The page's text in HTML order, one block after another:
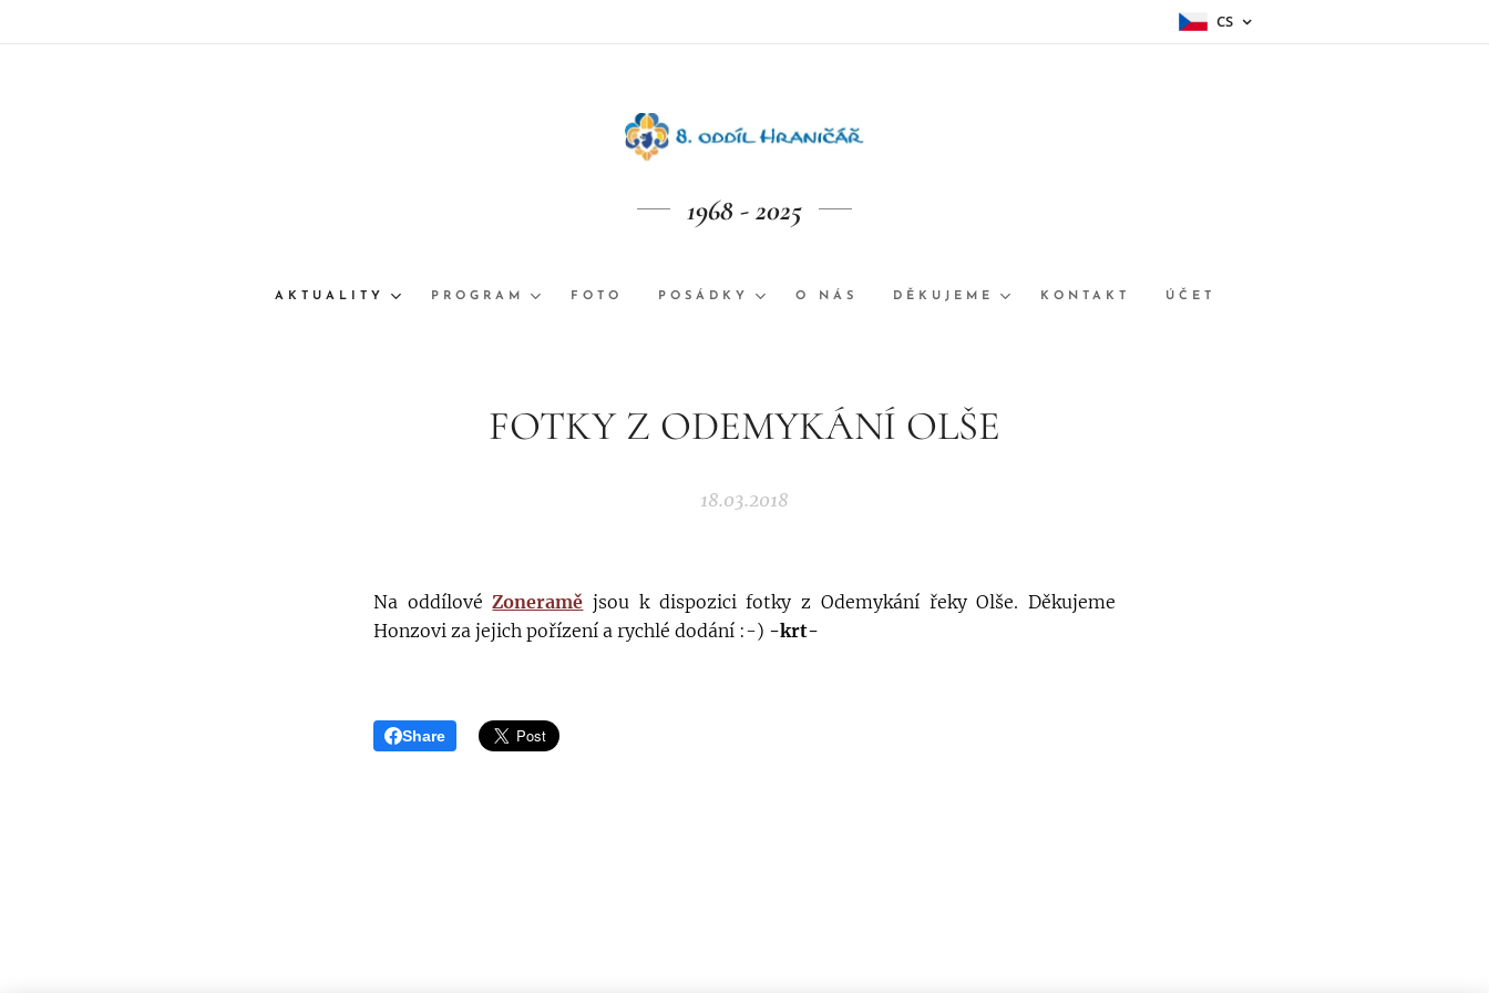
CS
1968 - 2025
AKTUALITY PROGRAM FOTO POSÁDKY O NÁS DĚKUJEME KONTAKT ÚČET
FOTKY Z ODEMYKÁNÍ OLŠE
18.03.2018
Na oddílovéZoneramě jsou k dispozici fotky z Odemykání řeky Olše. Děkujeme
Honzovi za jejich pořízení a rychlé dodání :-) -krt-
Share